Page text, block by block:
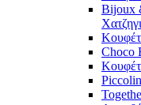
Bijoux
Choco